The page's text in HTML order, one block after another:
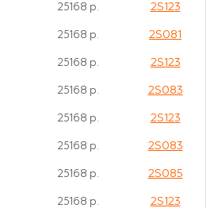
25168 р. 2S123
25168 р. 2S081
25168 р. 2S123
25168 р. 2S083
25168 р. 2S123
25168 р. 2S083
25168 р. 2S085
25168 р. 2S123